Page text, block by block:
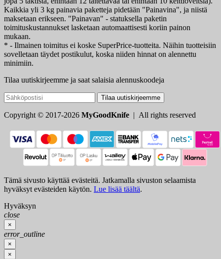
Kaikkia yli 3 kg painavia paketteja pidetään "Painavina", ja niistä
maksetaan erikseen. "Painavan" - statuksella paketin
toimituskustannukset lasketaan automaattisesti koriin painon
mukaan.
* - Ilmainen toimitus ei koske SuperPrice-tuotteita. Näihin tuotteisiin
sovelletaan täydet postikulut, koska niiden hinnat on alennettu
minimiin.
Tilaa uutiskirjeemme ja saat salaisia alennuskoodeja
Tilaa uutiskirjeemme
Copyright © 2017-2026 MyGoodKnife | All rights reserved
Tämä sivusto käyttää evästeitä. Jatkamalla sivuston selaamista
hyväksyt evästeiden käytön. Lue lisää täältä.
Hyväksyn
close
×
error_outline
×
×